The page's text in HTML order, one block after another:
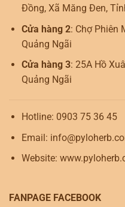
Đồng, Xã Măng Đen,
Cửa hàng 2: Chợ Phiên
Quảng Ngãi
Cửa hàng 3: 25A Hồ
Quảng Ngãi
Hotline: 0903 75 36 45
Email:
Website:
FANPAGE FACEBOOK